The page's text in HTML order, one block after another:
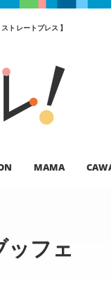
トレートプレス 】
MAMA
ッフェ